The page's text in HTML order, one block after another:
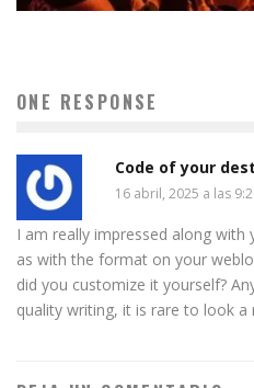
ONE RESPONSE
Code of your
16 abril, 2025 a las
I am really impressed along
as with the format on your
did you customize it yourself?
quality writing, it is rare to look